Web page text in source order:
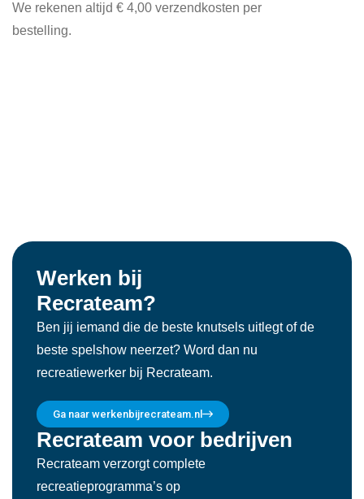
We rekenen altijd € 4,00 verzendkosten per
bestelling.
Werken bij
Recrateam?
Ben jij iemand die de beste knutsels uitlegt of de
beste spelshow neerzet? Word dan nu
recreatiewerker bij Recrateam.
Ga naar werkenbijrecrateam.nl
Recrateam voor bedrijven
Recrateam verzorgt complete
recreatieprogramma’s op